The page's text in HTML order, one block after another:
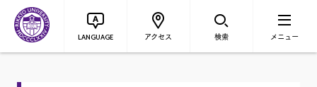
LANGUAGE アクセス 検索 メニュー